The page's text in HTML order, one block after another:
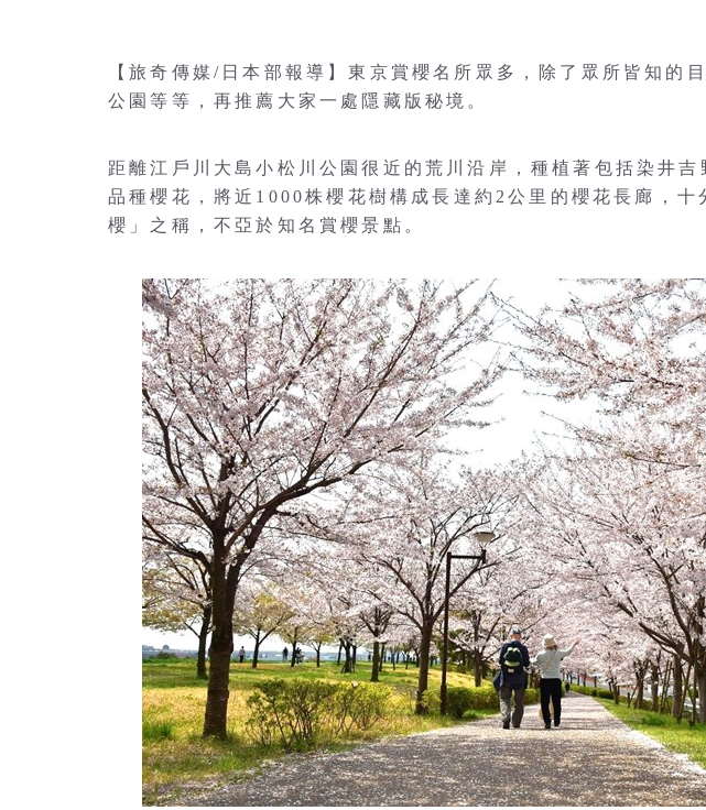
【旅奇傳媒/日本部報導】東京賞櫻名所眾多，除了眾所皆知的
公園等等，再推薦大家一處隱藏版秘境。
距離江戶川大島小松川公園很近的荒川沿岸，種植著包括染井
品種櫻花，將近1000株櫻花樹構成長達約2公里的櫻花長廊，十
櫻」之稱，不亞於知名賞櫻景點。